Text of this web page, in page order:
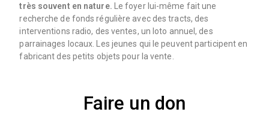
très souvent en nature. Le foyer lui-même fait une
recherche de fonds régulière avec des tracts, des
interventions radio, des ventes, un loto annuel, des
parrainages locaux. Les jeunes qui le peuvent participent en
fabricant des petits objets pour la vente.
Faire un don